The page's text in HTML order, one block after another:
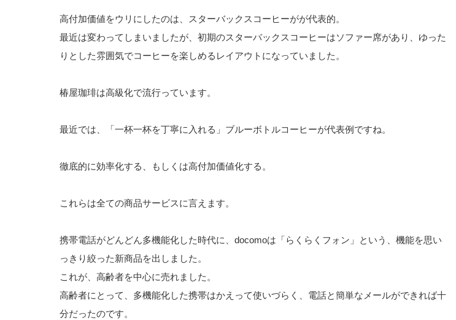
高付加価値をウリにしたのは、スターバックスコーヒーがが代表的。
最近は変わってしまいましたが、初期のスターバックスコーヒーはソファー席があり、ゆった
りとした雰囲気でコーヒーを楽しめるレイアウトになっていました。
椿屋珈琲は高級化で流行っています。
最近では、「一杯一杯を丁寧に入れる」ブルーボトルコーヒーが代表例ですね。
徹底的に効率化する、もしくは高付加価値化する。
これらは全ての商品サービスに言えます。
携帯電話がどんどん多機能化した時代に、docomoは「らくらくフォン」という、機能を思い
っきり絞った新商品を出しました。
これが、高齢者を中心に売れました。
高齢者にとって、多機能化した携帯はかえって使いづらく、電話と簡単なメールができれば十
分だったのです。